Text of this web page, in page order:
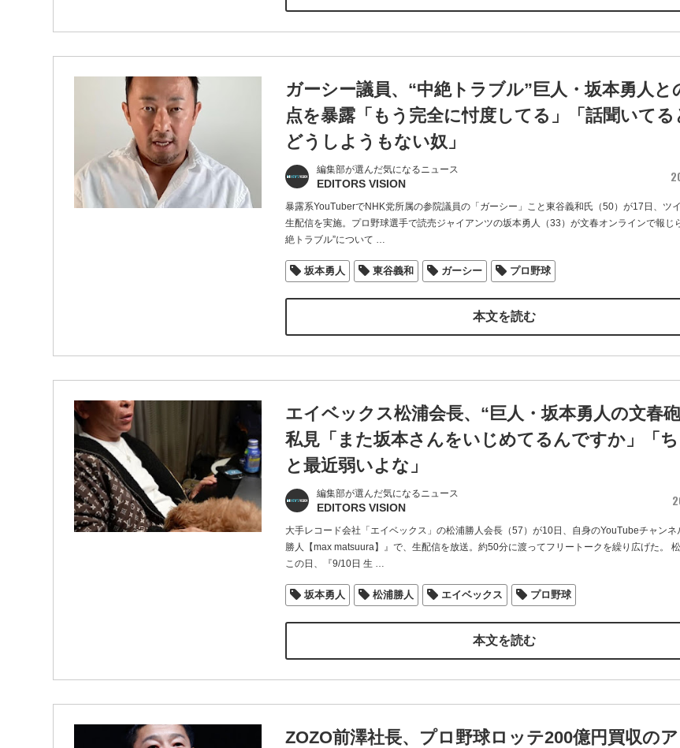
ガーシー議員、“中絶トラブル”巨人・坂本勇人と
点を暴露「もう完全に忖度してる」「話聞いてる
どうしようもない奴」
編集部が選んだ気になるニュース
EDITORS VISION
暴露系YouTuberでNHK党所属の参院議員の「ガーシー」こと東谷義和氏（50）が17日、ツ
生配信を実施。プロ野球選手で読売ジャイアンツの坂本勇人（33）が文春オンラインで報じ
絶トラブル”について …
坂本勇人 東谷義和 ガーシー プロ野球
本文を読む
エイベックス松浦会長、“巨人・坂本勇人の文春
私見「また坂本さんをいじめてるんですか」「
と最近弱いよな」
編集部が選んだ気になるニュース
EDITORS VISION
大手レコード会社「エイベックス」の松浦勝人会長（57）が10日、自身のYouTubeチャンネ
勝人【max matsuura】』で、生配信を放送。約50分に渡ってフリートークを繰り広げた。
この日、『9/10日 生 …
坂本勇人 松浦勝人 エイベックス プロ野球
本文を読む
ZOZO前澤社長、プロ野球ロッテ200億円買収の